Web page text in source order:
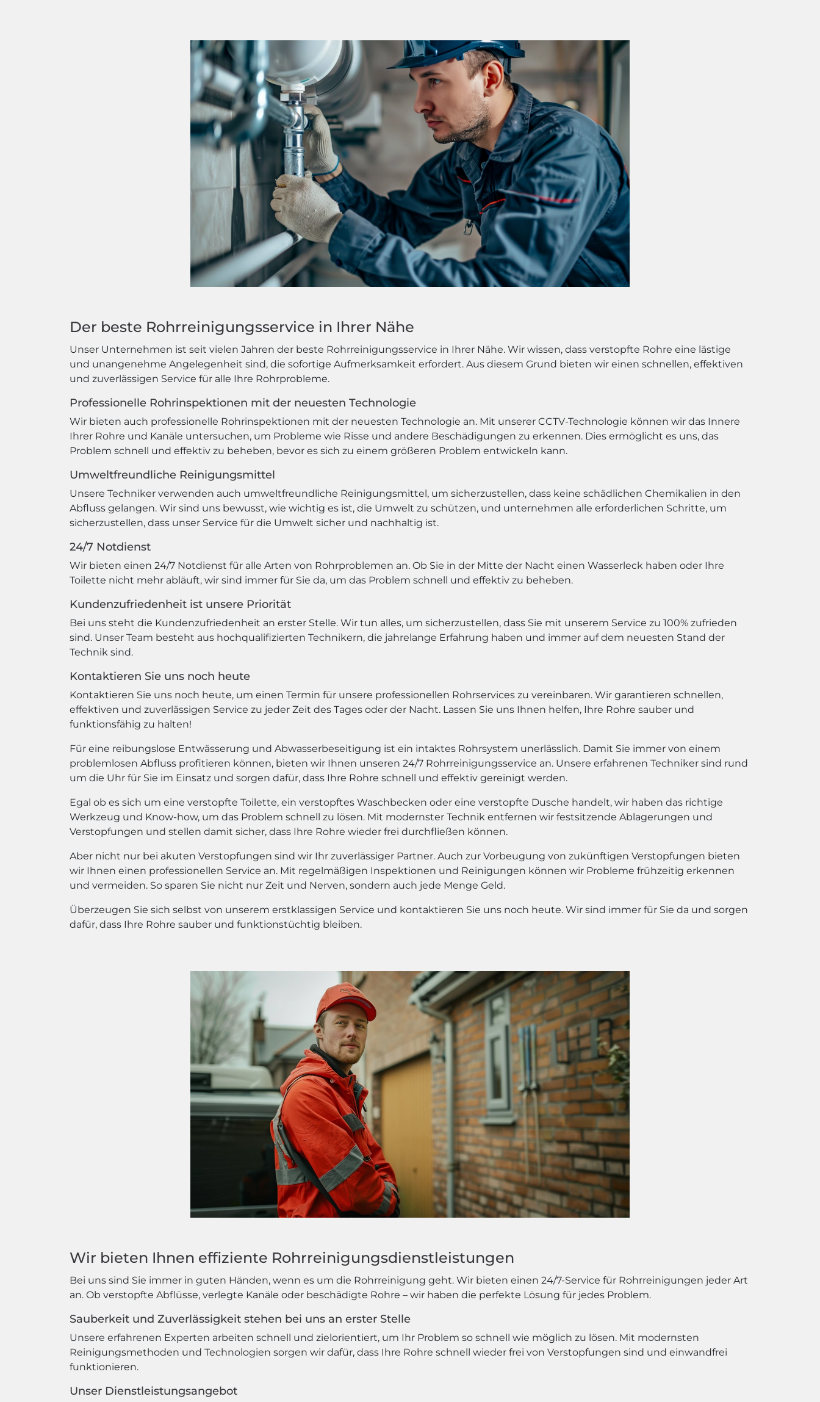
Der beste Rohrreinigungsservice in Ihrer Nähe
Unser Unternehmen ist seit vielen Jahren der beste Rohrreinigungsservice in Ihrer Nähe. Wir wissen, dass verstopfte Rohre eine lästige
und unangenehme Angelegenheit sind, die sofortige Aufmerksamkeit erfordert. Aus diesem Grund bieten wir einen schnellen, effektiven
und zuverlässigen Service für alle Ihre Rohrprobleme.
Professionelle Rohrinspektionen mit der neuesten Technologie
Wir bieten auch professionelle Rohrinspektionen mit der neuesten Technologie an. Mit unserer CCTV-Technologie können wir das Innere
Ihrer Rohre und Kanäle untersuchen, um Probleme wie Risse und andere Beschädigungen zu erkennen. Dies ermöglicht es uns, das
Problem schnell und effektiv zu beheben, bevor es sich zu einem größeren Problem entwickeln kann.
Umweltfreundliche Reinigungsmittel
Unsere Techniker verwenden auch umweltfreundliche Reinigungsmittel, um sicherzustellen, dass keine schädlichen Chemikalien in den
Abfluss gelangen. Wir sind uns bewusst, wie wichtig es ist, die Umwelt zu schützen, und unternehmen alle erforderlichen Schritte, um
sicherzustellen, dass unser Service für die Umwelt sicher und nachhaltig ist.
24/7 Notdienst
Wir bieten einen 24/7 Notdienst für alle Arten von Rohrproblemen an. Ob Sie in der Mitte der Nacht einen Wasserleck haben oder Ihre
Toilette nicht mehr abläuft, wir sind immer für Sie da, um das Problem schnell und effektiv zu beheben.
Kundenzufriedenheit ist unsere Priorität
Bei uns steht die Kundenzufriedenheit an erster Stelle. Wir tun alles, um sicherzustellen, dass Sie mit unserem Service zu 100% zufrieden
sind. Unser Team besteht aus hochqualifizierten Technikern, die jahrelange Erfahrung haben und immer auf dem neuesten Stand der
Technik sind.
Kontaktieren Sie uns noch heute
Kontaktieren Sie uns noch heute, um einen Termin für unsere professionellen Rohrservices zu vereinbaren. Wir garantieren schnellen,
effektiven und zuverlässigen Service zu jeder Zeit des Tages oder der Nacht. Lassen Sie uns Ihnen helfen, Ihre Rohre sauber und
funktionsfähig zu halten!
Für eine reibungslose Entwässerung und Abwasserbeseitigung ist ein intaktes Rohrsystem unerlässlich. Damit Sie immer von einem
problemlosen Abfluss profitieren können, bieten wir Ihnen unseren 24/7 Rohrreinigungsservice an. Unsere erfahrenen Techniker sind rund
um die Uhr für Sie im Einsatz und sorgen dafür, dass Ihre Rohre schnell und effektiv gereinigt werden.
Egal ob es sich um eine verstopfte Toilette, ein verstopftes Waschbecken oder eine verstopfte Dusche handelt, wir haben das richtige
Werkzeug und Know-how, um das Problem schnell zu lösen. Mit modernster Technik entfernen wir festsitzende Ablagerungen und
Verstopfungen und stellen damit sicher, dass Ihre Rohre wieder frei durchfließen können.
Aber nicht nur bei akuten Verstopfungen sind wir Ihr zuverlässiger Partner. Auch zur Vorbeugung von zukünftigen Verstopfungen bieten
wir Ihnen einen professionellen Service an. Mit regelmäßigen Inspektionen und Reinigungen können wir Probleme frühzeitig erkennen
und vermeiden. So sparen Sie nicht nur Zeit und Nerven, sondern auch jede Menge Geld.
Überzeugen Sie sich selbst von unserem erstklassigen Service und kontaktieren Sie uns noch heute. Wir sind immer für Sie da und sorgen
dafür, dass Ihre Rohre sauber und funktionstüchtig bleiben.
Wir bieten Ihnen effiziente Rohrreinigungsdienstleistungen
Bei uns sind Sie immer in guten Händen, wenn es um die Rohrreinigung geht. Wir bieten einen 24/7-Service für Rohrreinigungen jeder Art
an. Ob verstopfte Abflüsse, verlegte Kanäle oder beschädigte Rohre – wir haben die perfekte Lösung für jedes Problem.
Sauberkeit und Zuverlässigkeit stehen bei uns an erster Stelle
Unsere erfahrenen Experten arbeiten schnell und zielorientiert, um Ihr Problem so schnell wie möglich zu lösen. Mit modernsten
Reinigungsmethoden und Technologien sorgen wir dafür, dass Ihre Rohre schnell wieder frei von Verstopfungen sind und einwandfrei
funktionieren.
Unser Dienstleistungsangebot